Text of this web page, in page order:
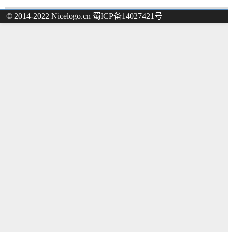
© 2014-2022 Nicelogo.cn 蜀ICP备14027421号 |